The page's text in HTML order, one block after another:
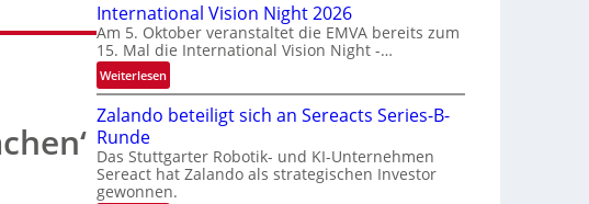
International Vision Night 2026
Am 5. Oktober veranstaltet die EMVA bereits zum
15. Mal die International Vision Night -…
Weiterlesen:
I
n
e
r
n
Zalando beteiligt sich an Sereacts Series-B-
Runde
Das Stuttgarter Robotik- und KI-Unternehmen
Sereact hat Zalando als strategischen Investor
gewonnen.